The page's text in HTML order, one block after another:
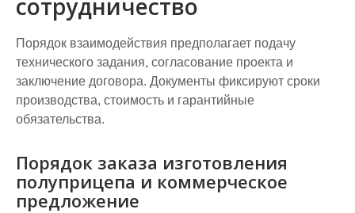
сотрудничество
Порядок взаимодействия предполагает подачу
технического задания, согласование проекта и
заключение договора. Документы фиксируют сроки
производства, стоимость и гарантийные
обязательства.
Порядок заказа изготовления
полуприцепа и коммерческое
предложение